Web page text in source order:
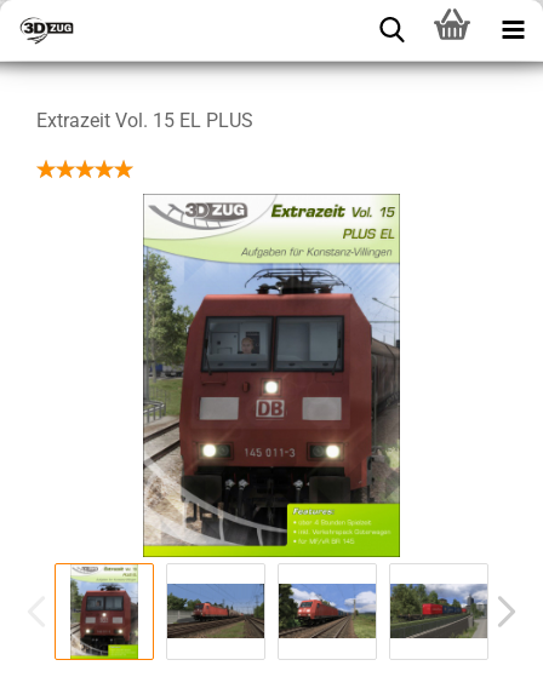
Extrazeit Vol. 15 EL PLUS